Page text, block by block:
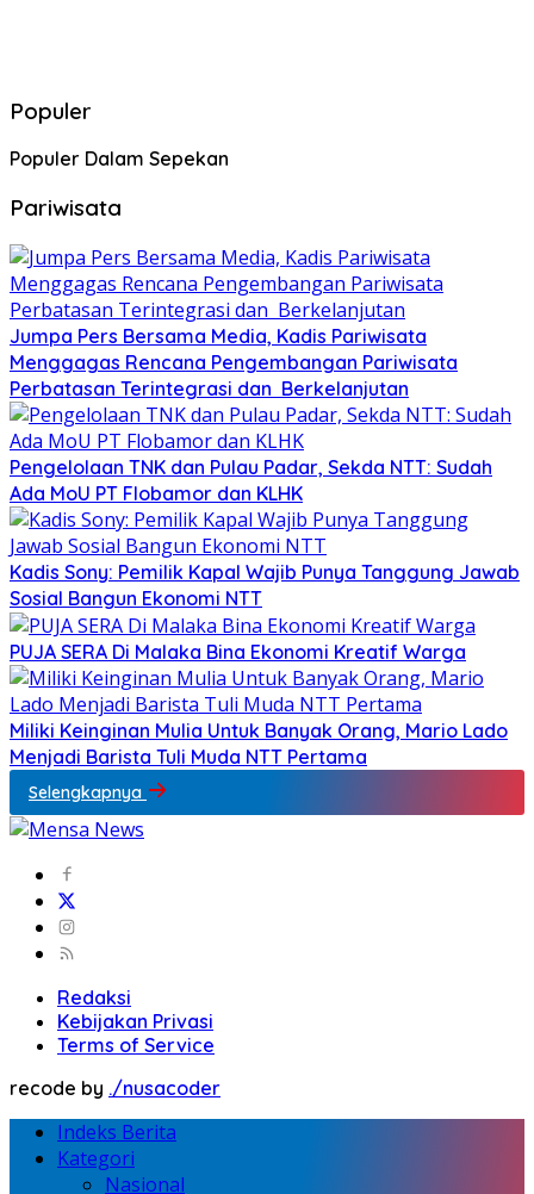
Populer
Populer Dalam Sepekan
Pariwisata
Jumpa Pers Bersama Media, Kadis Pariwisata
Menggagas Rencana Pengembangan Pariwisata
Perbatasan Terintegrasi dan Berkelanjutan
Pengelolaan TNK dan Pulau Padar, Sekda NTT: Sudah
Ada MoU PT Flobamor dan KLHK
Kadis Sony: Pemilik Kapal Wajib Punya Tanggung Jawab
Sosial Bangun Ekonomi NTT
PUJA SERA Di Malaka Bina Ekonomi Kreatif Warga
Miliki Keinginan Mulia Untuk Banyak Orang, Mario Lado
Menjadi Barista Tuli Muda NTT Pertama
Selengkapnya
Redaksi
Kebijakan Privasi
Terms of Service
recode by ./nusacoder
Indeks Berita
Kategori
Nasional